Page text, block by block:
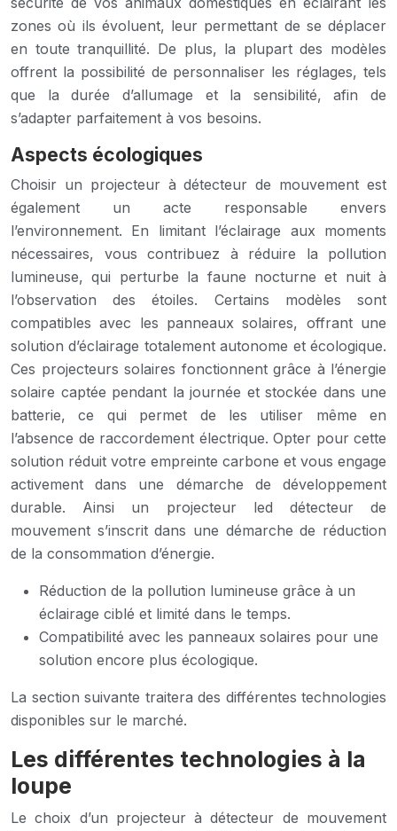
zones où ils évoluent, leur permettant de se déplacer
en toute tranquillité. De plus, la plupart des modèles
offrent la possibilité de personnaliser les réglages, tels
que la durée d’allumage et la sensibilité, afin de
s’adapter parfaitement à vos besoins.
Aspects écologiques
Choisir un projecteur à détecteur de mouvement est
également un acte responsable envers
l’environnement. En limitant l’éclairage aux moments
nécessaires, vous contribuez à réduire la pollution
lumineuse, qui perturbe la faune nocturne et nuit à
l’observation des étoiles. Certains modèles sont
compatibles avec les panneaux solaires, offrant une
solution d’éclairage totalement autonome et écologique.
Ces projecteurs solaires fonctionnent grâce à l’énergie
solaire captée pendant la journée et stockée dans une
batterie, ce qui permet de les utiliser même en
l’absence de raccordement électrique. Opter pour cette
solution réduit votre empreinte carbone et vous engage
activement dans une démarche de développement
durable. Ainsi un projecteur led détecteur de
mouvement s’inscrit dans une démarche de réduction
de la consommation d’énergie.
Réduction de la pollution lumineuse grâce à un
éclairage ciblé et limité dans le temps.
Compatibilité avec les panneaux solaires pour une
solution encore plus écologique.
La section suivante traitera des différentes technologies
disponibles sur le marché.
Les différentes technologies à la
loupe
Le choix d’un projecteur à détecteur de mouvement